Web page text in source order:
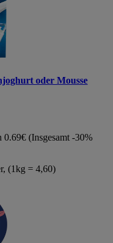
oder Mousse
0.69€ (Insgesamt -30%
(1kg = 4,60)